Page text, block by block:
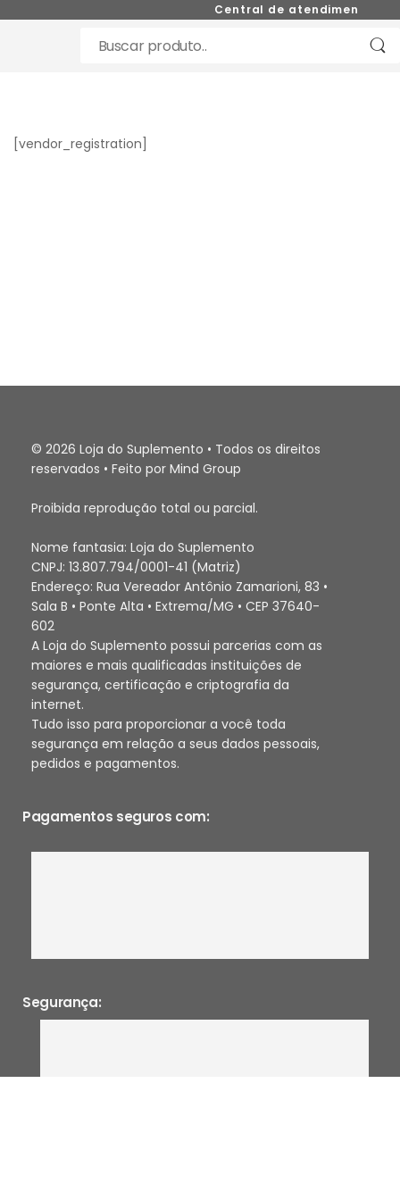
Central de atendimento (11)
[vendor_registration]
© 2026 Loja do Suplemento • Todos os direitos
reservados • Feito por Mind Group
Proibida reprodução total ou parcial.
Nome fantasia: Loja do Suplemento
CNPJ: 13.807.794/0001-41 (Matriz)
Endereço: Rua Vereador Antônio Zamarioni, 83 •
Sala B • Ponte Alta • Extrema/MG • CEP 37640-
602
A Loja do Suplemento possui parcerias com as
maiores e mais qualificadas instituições de
segurança, certificação e criptografia da
internet.
Tudo isso para proporcionar a você toda
segurança em relação a seus dados pessoais,
pedidos e pagamentos.
Pagamentos seguros com:
Segurança: